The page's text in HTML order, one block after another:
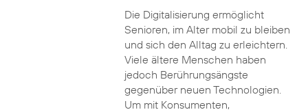
Die Digitalisierung ermöglicht
Senioren, im Alter mobil zu bleiben
und sich den Alltag zu erleichtern.
Viele ältere Menschen haben
jedoch Berührungsängste
gegenüber neuen Technologien.
Um mit Konsumenten,